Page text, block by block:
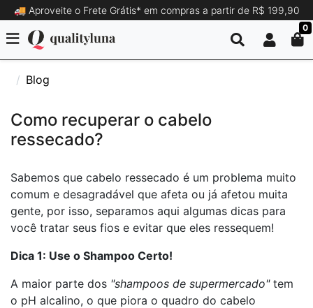
🚚 Aproveite o Frete Grátis* em compras a partir de R$ 199,90
0
Blog
Como recuperar o cabelo
ressecado?
Sabemos que cabelo ressecado é um problema muito
comum e desagradável que afeta ou já afetou muita
gente, por isso, separamos aqui algumas dicas para
você tratar seus fios e evitar que eles ressequem!
Dica 1: Use o Shampoo Certo!
A maior parte dos "shampoos de supermercado"tem
o pH alcalino, o que piora o quadro do cabelo